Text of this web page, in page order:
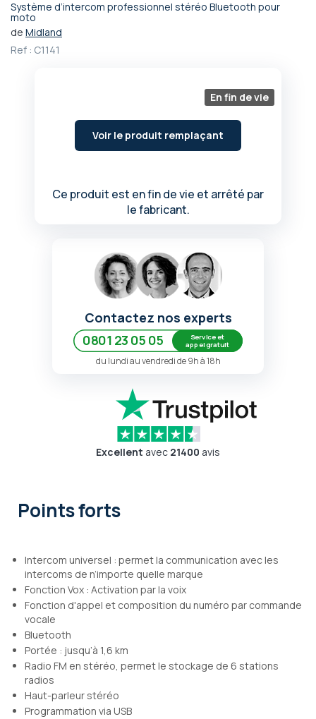
Système d’intercom professionnel stéréo Bluetooth pour
moto
de Midland
Ref : C1141
En fin de vie
Voir le produit remplaçant
Ce produit est en fin de vie et arrêté par
le fabricant.
Passer
au
de
Contactez nos experts
0801 23 05 05
Service et
appel gratuit
du lundi au vendredi de 9h à 18h
Excellent avec 21400 avis
Points forts
Intercom universel : permet la communication avec les
intercoms de n’importe quelle marque
Fonction Vox : Activation par la voix
Fonction d'appel et composition du numéro par commande
vocale
Bluetooth
Portée : jusqu’à 1,6 km
Radio FM en stéréo, permet le stockage de 6 stations
radios
Haut-parleur stéréo
Programmation via USB